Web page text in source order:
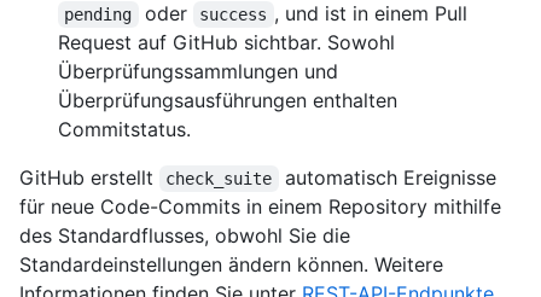
pending oder success , und ist in einem Pull
Request auf GitHub sichtbar. Sowohl
Überprüfungssammlungen und
Überprüfungsausführungen enthalten
Commitstatus.
GitHub erstellt
check_suite
automatisch Ereignisse
für neue Code-Commits in einem Repository mithilfe
des Standardflusses, obwohl Sie die
Standardeinstellungen ändern können. Weitere